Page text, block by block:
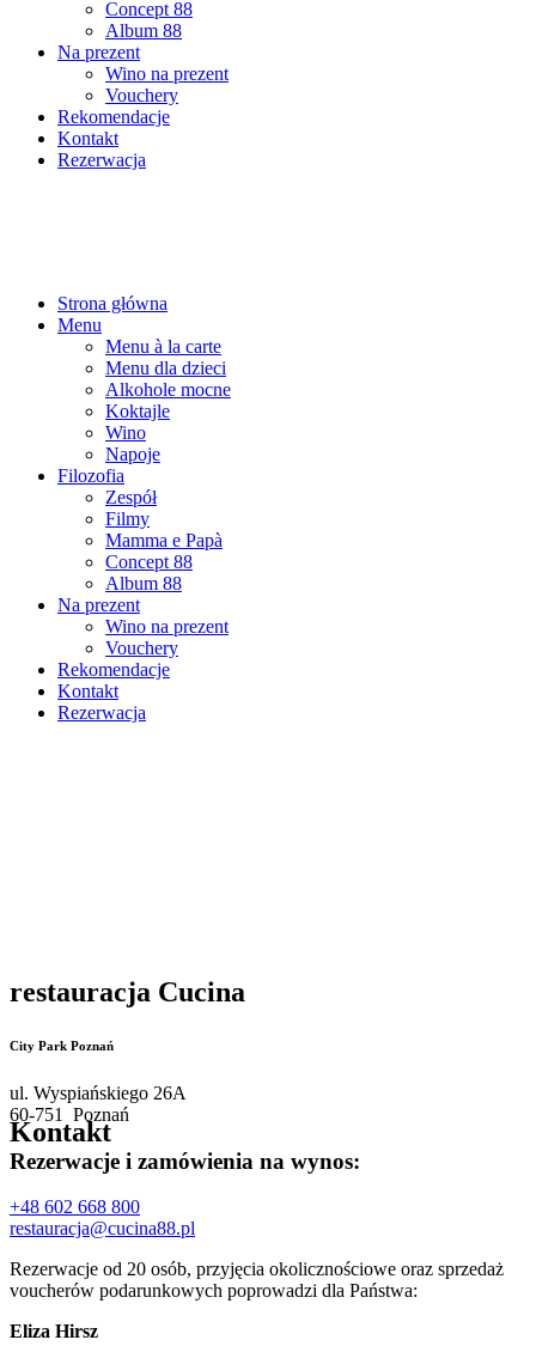
Concept 88
Album 88
Na prezent
Wino na prezent
Vouchery
Rekomendacje
Kontakt
Rezerwacja
Strona główna
Menu
Menu à la carte
Menu dla dzieci
Alkohole mocne
Koktajle
Wino
Napoje
Filozofia
Zespół
Filmy
Mamma e Papà
Concept 88
Album 88
Na prezent
Wino na prezent
Vouchery
Rekomendacje
Kontakt
Rezerwacja
Kontakt
restauracja Cucina
City Park Poznań
ul. Wyspiańskiego 26A
60-751 Poznań
Rezerwacje i zamówienia na wynos:
+48 602 668 800
restauracja@cucina88.pl
Rezerwacje od 20 osób, przyjęcia okolicznościowe oraz sprzedaż
voucherów podarunkowych poprowadzi dla Państwa:
Eliza Hirsz